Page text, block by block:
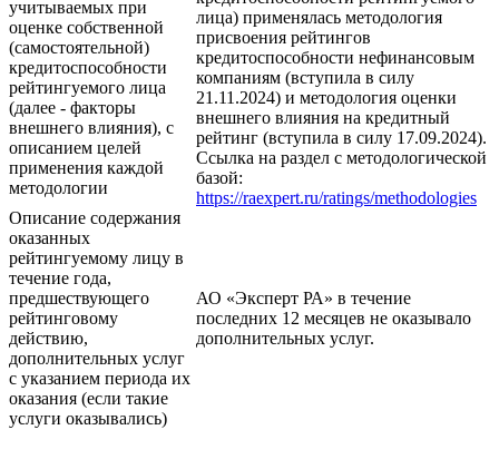
учитываемых при
оценке собственной
(самостоятельной)
кредитоспособности
рейтингуемого лица
(далее - факторы
внешнего влияния), с
описанием целей
применения каждой
методологии
лица) применялась методология
присвоения рейтингов
кредитоспособности нефинансовым
компаниям (вступила в силу
21.11.2024) и методология оценки
внешнего влияния на кредитный
рейтинг (вступила в силу 17.09.2024).
Ссылка на раздел с методологической
базой:
https://raexpert.ru/ratings/methodologies
Описание содержания
оказанных
рейтингуемому лицу в
течение года,
предшествующего
рейтинговому
действию,
дополнительных услуг
с указанием периода их
оказания (если такие
услуги оказывались)
АО «Эксперт РА» в течение
последних 12 месяцев не оказывало
дополнительных услуг.